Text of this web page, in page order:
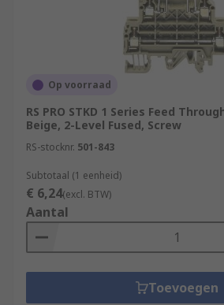
Op voorraad
RS PRO STKD 1 Series Feed
Beige, 2-Level Fused, Screw
RS-stocknr. 501-843
Subtotaal (1 eenheid)
€ 6,24(excl. BTW)
Aantal
Toevoegen